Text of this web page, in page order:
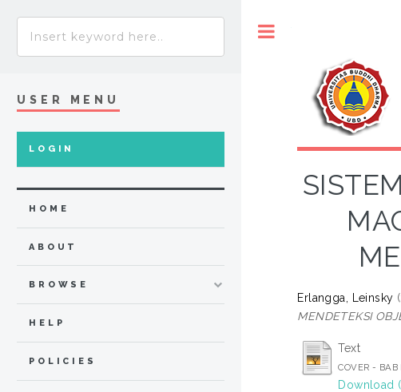
Erlangga, Leinsky
MENDETEKSI
Text
COVER -
Download
USER MENU
LOGIN
HOME
ABOUT
BROWSE
HELP
POLICIES